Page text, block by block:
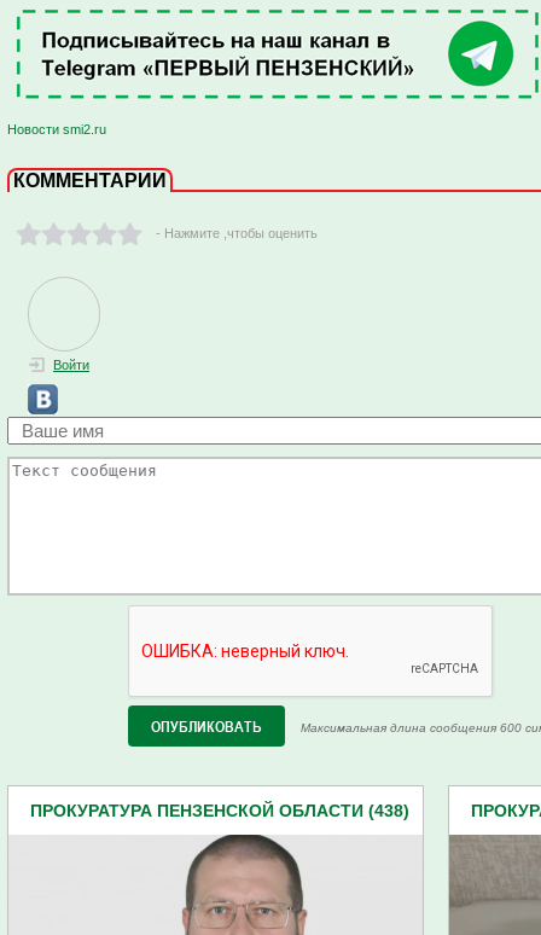
Новости smi2.ru
КОММЕНТАРИИ
- Нажмите ,чтобы оценить
Войти
Максимальная длина сообщения 600
ПРОКУРАТУРА ПЕНЗЕНСКОЙ ОБЛАСТИ (438)